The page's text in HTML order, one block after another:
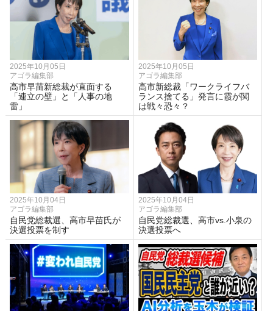
2025年10月05日
アゴラ編集部
高市早苗新総裁が直面する
「連立の壁」と「人事の地
雷」
2025年10月05日
アゴラ編集部
高市新総裁「ワークライフバ
ランス捨てる」発言に霞が関
は戦々恐々？
2025年10月04日
アゴラ編集部
自民党総裁選、高市早苗氏が
決選投票を制す
2025年10月04日
アゴラ編集部
自民党総裁選、高市vs.小泉の
決選投票へ